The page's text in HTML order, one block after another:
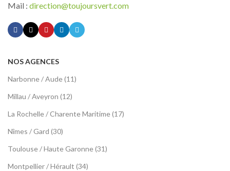
Mail : direction@toujoursvert.com
NOS AGENCES
Narbonne / Aude (11)
Millau / Aveyron (12)
La Rochelle / Charente Maritime (17)
Nîmes / Gard (30)
Toulouse / Haute Garonne (31)
Montpellier / Hérault (34)